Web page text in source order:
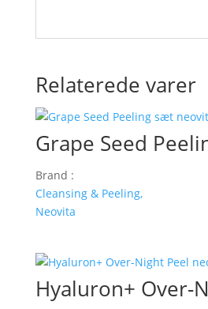
Relaterede varer
Grape Seed
Brand :
Cleansing & Peeling,
Neovita
Hyaluron+ Over-